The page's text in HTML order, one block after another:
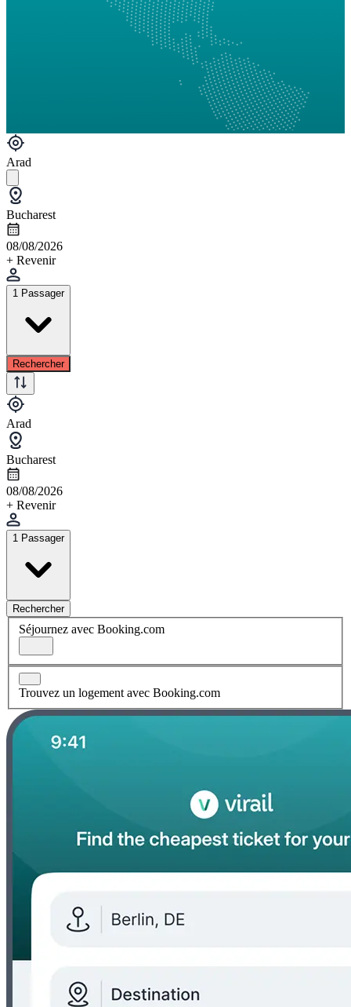
Arad
Bucharest
08/08/2026
+ Revenir
1 Passager
Rechercher
Arad
Bucharest
08/08/2026
+ Revenir
1 Passager
Rechercher
Séjournez avec Booking.com
Trouvez un logement avec Booking.com